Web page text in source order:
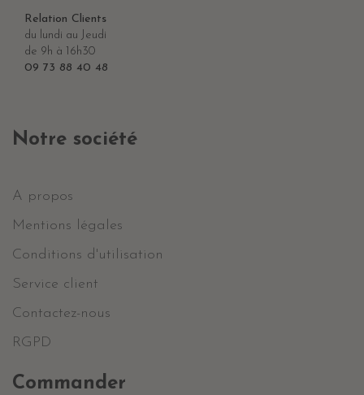
Relation Clients
du lundi au Jeudi
de 9h à 16h30
09 73 88 40 48
Notre société
A propos
Mentions légales
Conditions d'utilisation
Service client
Contactez-nous
RGPD
Commander